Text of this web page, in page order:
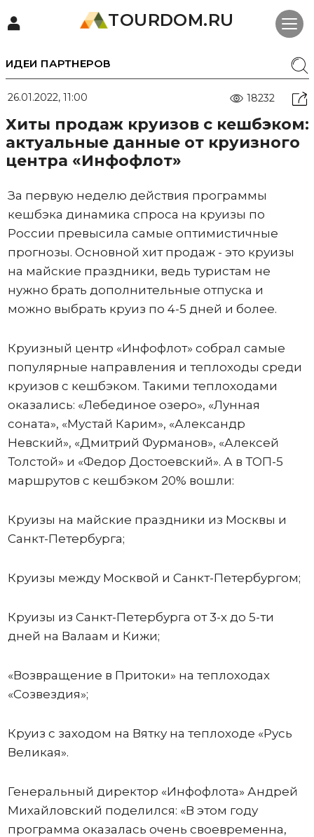
TOURDOM.RU
ИДЕИ ПАРТНЕРОВ
26.01.2022, 11:00 18232
Хиты продаж круизов с кешбэком:
актуальные данные от круизного
центра «Инфофлот»
За первую неделю действия программы
кешбэка динамика спроса на круизы по
России превысила самые оптимистичные
прогнозы. Основной хит продаж - это круизы
на майские праздники, ведь туристам не
нужно брать дополнительные отпуска и
можно выбрать круиз по 4-5 дней и более.
Круизный центр «Инфофлот» собрал самые
популярные направления и теплоходы среди
круизов с кешбэком. Такими теплоходами
оказались: «Лебединое озеро», «Лунная
соната», «Мустай Карим», «Александр
Невский», «Дмитрий Фурманов», «Алексей
Толстой» и «Федор Достоевский». А в ТОП-5
маршрутов с кешбэком 20% вошли:
Круизы на майские праздники из Москвы и
Санкт-Петербурга;
Круизы между Москвой и Санкт-Петербургом;
Круизы из Санкт-Петербурга от 3-х до 5-ти
дней на Валаам и Кижи;
«Возвращение в Притоки» на теплоходах
«Созвездия»;
Круиз с заходом на Вятку на теплоходе «Русь
Великая».
Генеральный директор «Инфофлота» Андрей
Михайловский поделился: «В этом году
программа оказалась очень своевременна,